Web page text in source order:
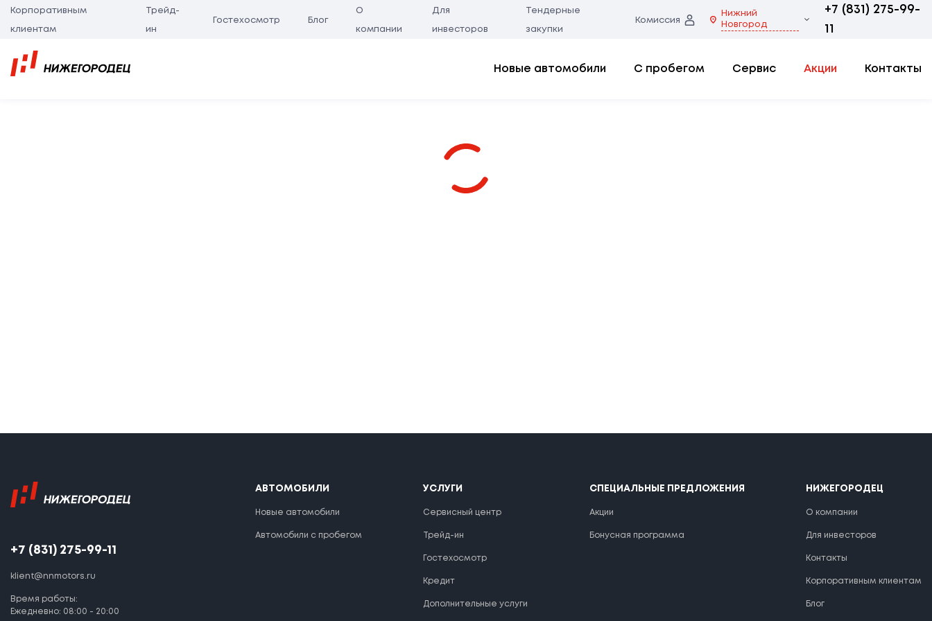
Корпоративным
клиентам
Трейд-
ин
Гостехосмотр Блог
О
компании
Для
инвесторов
Тендерные
закупки
Комиссия
Нижний
Новгород
+7 (831) 275-99-
11
Новые автомобили С пробегом Сервис Акции Контакты
+7 (831) 275-99-11
klient@nnmotors.ru
Время работы:
Ежедневно: 08:00 - 20:00
АВТОМОБИЛИ
Новые автомобили
Автомобили с пробегом
УСЛУГИ
Сервисный центр
Трейд-ин
Гостехосмотр
Кредит
Дополнительные услуги
СПЕЦИАЛЬНЫЕ ПРЕДЛОЖЕНИЯ
Акции
Бонусная программа
НИЖЕГОРОДЕЦ
О компании
Для инвесторов
Контакты
Корпоративным клиентам
Блог